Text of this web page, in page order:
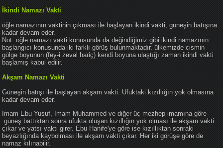
İkindi Namazı Vakti
öğle namazının vaktinin çıkması ile başlayan ikindi vakti, güneşin batışına
kadar devam eder.
Not: öğle namazı vakti konusunda da değindiğimiz gibi ikindi namazının
başlangıcı konusunda iki farklı görüş bulunmaktadır. ülkemizde cismin
gölge boyunun (fey-i zeval hariç) kendi boyuna ulaştığı zaman ikindi vakti
başlamış kabul edilir.
Akşam Namazı Vakti
Güneşin batışı ile başlayan akşam vakti. Ufuktaki kızıllığın yok olmasına
kadar devam eder.
İmam Ebu Yusuf, İmam Muhammed ve diğer üç mezhep imamına göre
güneş battıktan sonra ufukta oluşan kızıllığın yok olması ile akşam vakti
çıkar ve yatsı vakti girer. Ebu Hanife'ye göre ise kızıllıktan sonraki
beyazlığında kaybolması ile akşam vakti çıkar. Her iki görüşe göre de
namaz kılınabilir.